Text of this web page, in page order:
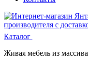
Каталог
Живая мебель из массива